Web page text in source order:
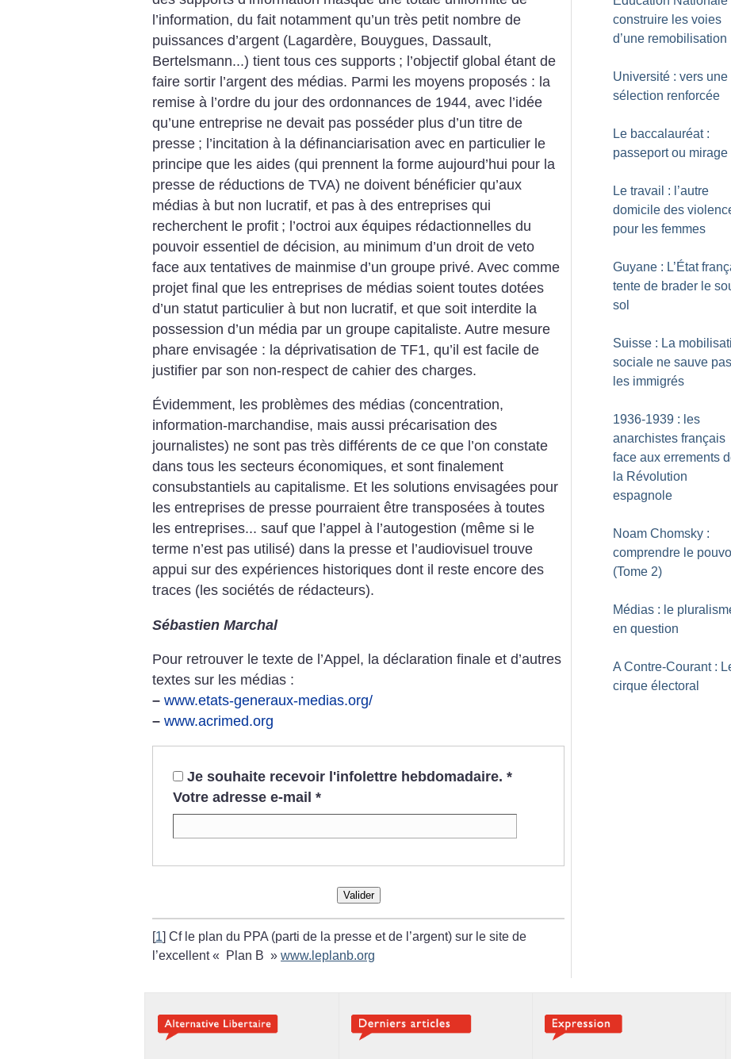
l’information, du fait notamment qu’un très petit nombre de
puissances d’argent (Lagardère, Bouygues, Dassault,
Bertelsmann...) tient tous ces supports ; l’objectif global étant de
faire sortir l’argent des médias. Parmi les moyens proposés : la
remise à l’ordre du jour des ordonnances de 1944, avec l’idée
qu’une entreprise ne devait pas posséder plus d’un titre de
presse ; l’incitation à la définanciarisation avec en particulier le
principe que les aides (qui prennent la forme aujourd’hui pour la
presse de réductions de TVA) ne doivent bénéficier qu’aux
médias à but non lucratif, et pas à des entreprises qui
recherchent le profit ; l’octroi aux équipes rédactionnelles du
pouvoir essentiel de décision, au minimum d’un droit de veto
face aux tentatives de mainmise d’un groupe privé. Avec comme
projet final que les entreprises de médias soient toutes dotées
d’un statut particulier à but non lucratif, et que soit interdite la
possession d’un média par un groupe capitaliste. Autre mesure
phare envisagée : la déprivatisation de TF1, qu’il est facile de
justifier par son non-respect de cahier des charges.
Évidemment, les problèmes des médias (concentration,
information-marchandise, mais aussi précarisation des
journalistes) ne sont pas très différents de ce que l’on constate
dans tous les secteurs économiques, et sont finalement
consubstantiels au capitalisme. Et les solutions envisagées pour
les entreprises de presse pourraient être transposées à toutes
les entreprises... sauf que l’appel à l’autogestion (même si le
terme n’est pas utilisé) dans la presse et l’audiovisuel trouve
appui sur des expériences historiques dont il reste encore des
traces (les sociétés de rédacteurs).
Sébastien Marchal
Pour retrouver le texte de l’Appel, la déclaration finale et d’autres
textes sur les médias :
– www.etats-generaux-medias.org/
– www.acrimed.org
Je souhaite recevoir l'infolettre hebdomadaire. *
Votre adresse e-mail *
Valider
[1] Cf le plan du PPA (parti de la presse et de l’argent) sur le site de
l’excellent «
Plan B » www.leplanb.org
construire les voies
d’une remobilisation
Université : vers une
sélection renforcée
Le baccalauréat :
passeport ou mirage
Le travail : l’autre
domicile des
pour les femmes
Guyane : L’État
tente de brader le
sol
Suisse : La
sociale ne sauve pas
les immigrés
1936-1939 : les
anarchistes français
face aux errements
la Révolution
espagnole
Noam Chomsky :
comprendre le
(Tome 2)
Médias : le
en question
A Contre-Courant :
cirque électoral